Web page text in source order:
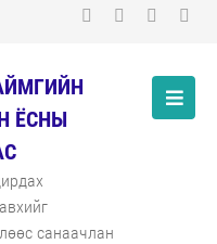
ЁСНЫ
санаачлан